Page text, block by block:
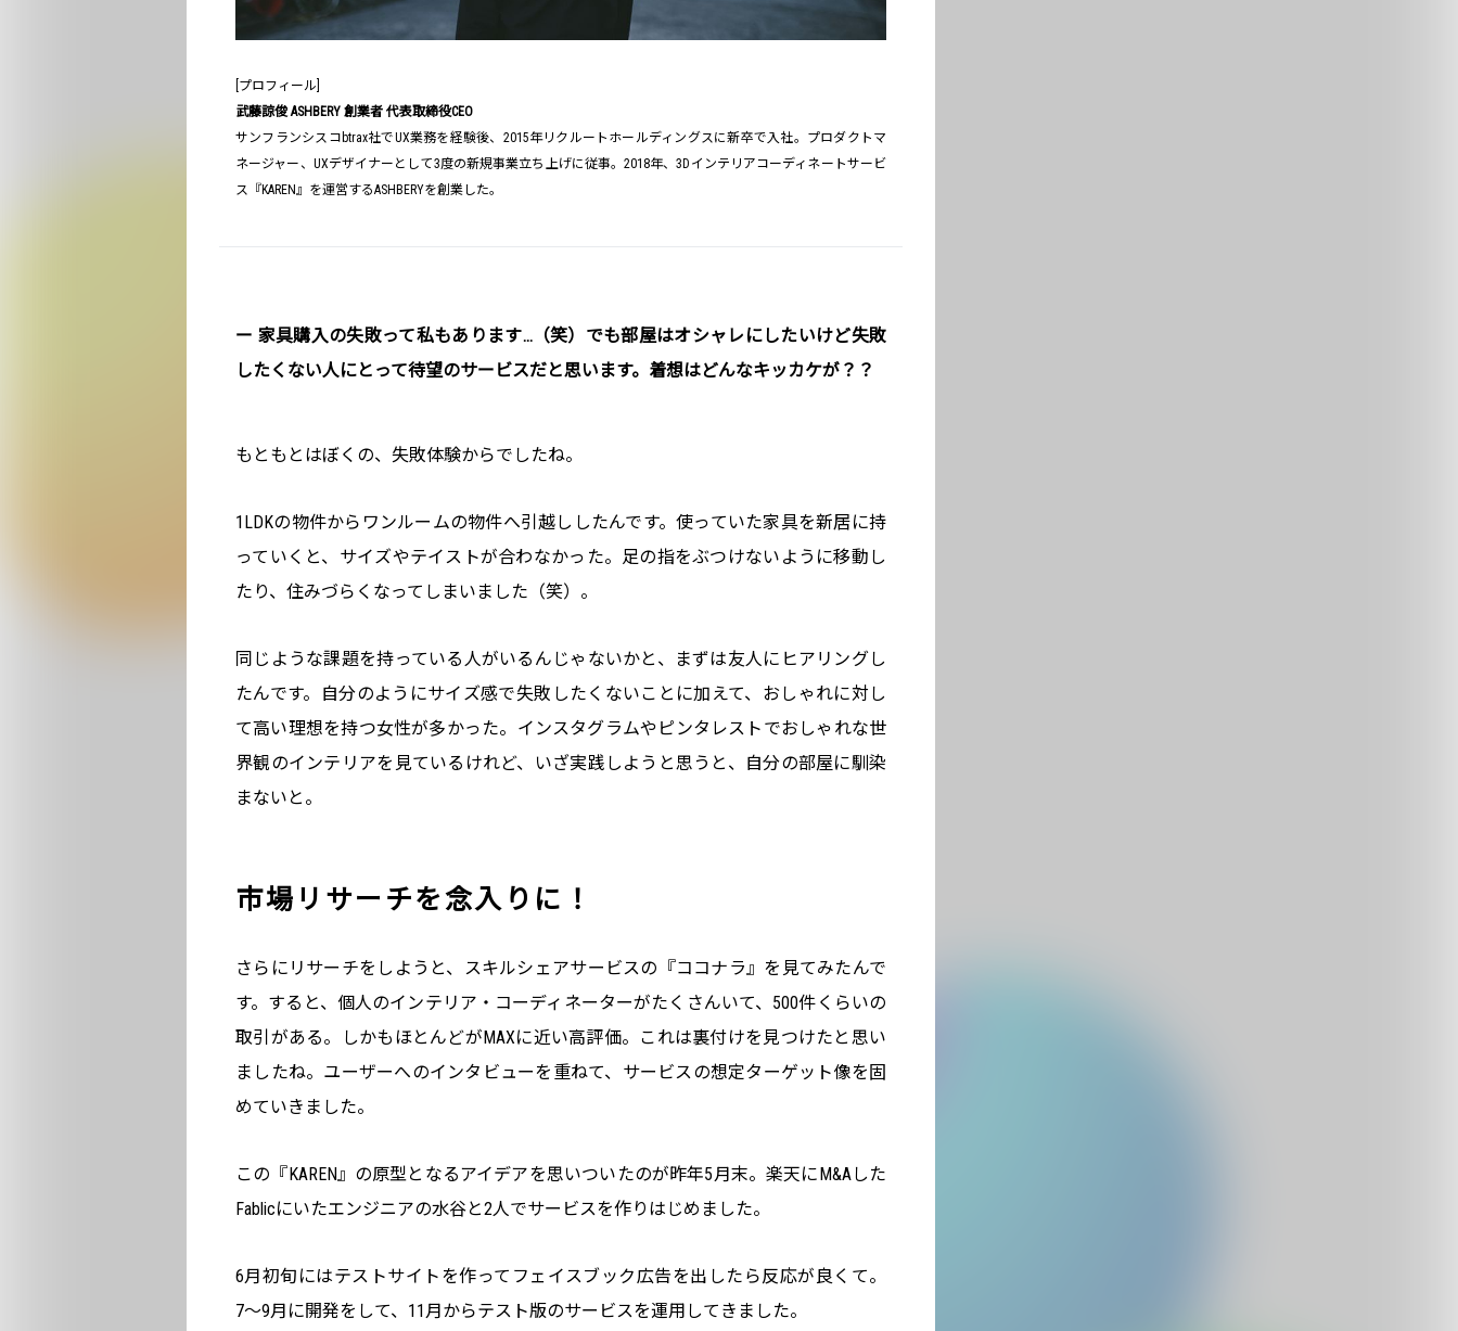
[プロフィール]
武藤諒俊 ASHBERY 創業者 代表取締役CEO
サンフランシスコbtrax社でUX業務を経験後、2015年リクルートホールディングスに新卒で入社。プロダクトマ
ネージャー、UXデザイナーとして3度の新規事業立ち上げに従事。2018年、3Dインテリアコーディネートサービ
ス『KAREN』を運営するASHBERYを創業した。
ー 家具購入の失敗って私もあります…（笑）でも部屋はオシャレにしたいけど失敗
したくない人にとって待望のサービスだと思います。着想はどんなキッカケが？？
もともとはぼくの、失敗体験からでしたね。
1LDKの物件からワンルームの物件へ引越ししたんです。使っていた家具を新居に持
っていくと、サイズやテイストが合わなかった。足の指をぶつけないように移動し
たり、住みづらくなってしまいました（笑）。
同じような課題を持っている人がいるんじゃないかと、まずは友人にヒアリングし
たんです。自分のようにサイズ感で失敗したくないことに加えて、おしゃれに対し
て高い理想を持つ女性が多かった。インスタグラムやピンタレストでおしゃれな世
界観のインテリアを見ているけれど、いざ実践しようと思うと、自分の部屋に馴染
まないと。
市場リサーチを念入りに！
さらにリサーチをしようと、スキルシェアサービスの『ココナラ』を見てみたんで
す。すると、個人のインテリア・コーディネーターがたくさんいて、500件くらいの
取引がある。しかもほとんどがMAXに近い高評価。これは裏付けを見つけたと思い
ましたね。ユーザーへのインタビューを重ねて、サービスの想定ターゲット像を固
めていきました。
この『KAREN』の原型となるアイデアを思いついたのが昨年5月末。楽天にM&Aした
Fablicにいたエンジニアの水谷と2人でサービスを作りはじめました。
6月初旬にはテストサイトを作ってフェイスブック広告を出したら反応が良くて。
7〜9月に開発をして、11月からテスト版のサービスを運用してきました。